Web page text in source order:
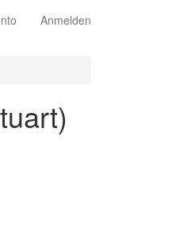
Anmelden